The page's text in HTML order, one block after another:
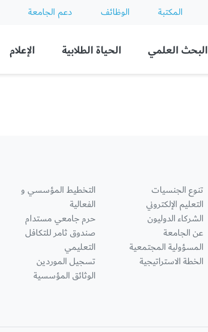
المكتبة الوظائف دعم الجامعة
البحث العلمي الحياة الطلابية الإعلام
تنوع الجنسيات
التعليم الإلكتروني
الشركاء الدوليون
عن الجامعة
المسؤولية المجتمعية
الخطة الاستراتيجية
التخطيط المؤسسي و
الفعالية
حرم جامعي مستدام
صندوق ثامر للتكافل
التعليمي
تسجيل الموردين
الوثائق المؤسسية